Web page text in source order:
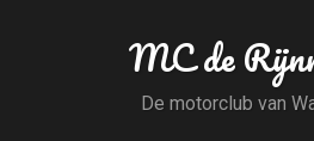
MC de
De motorclub van